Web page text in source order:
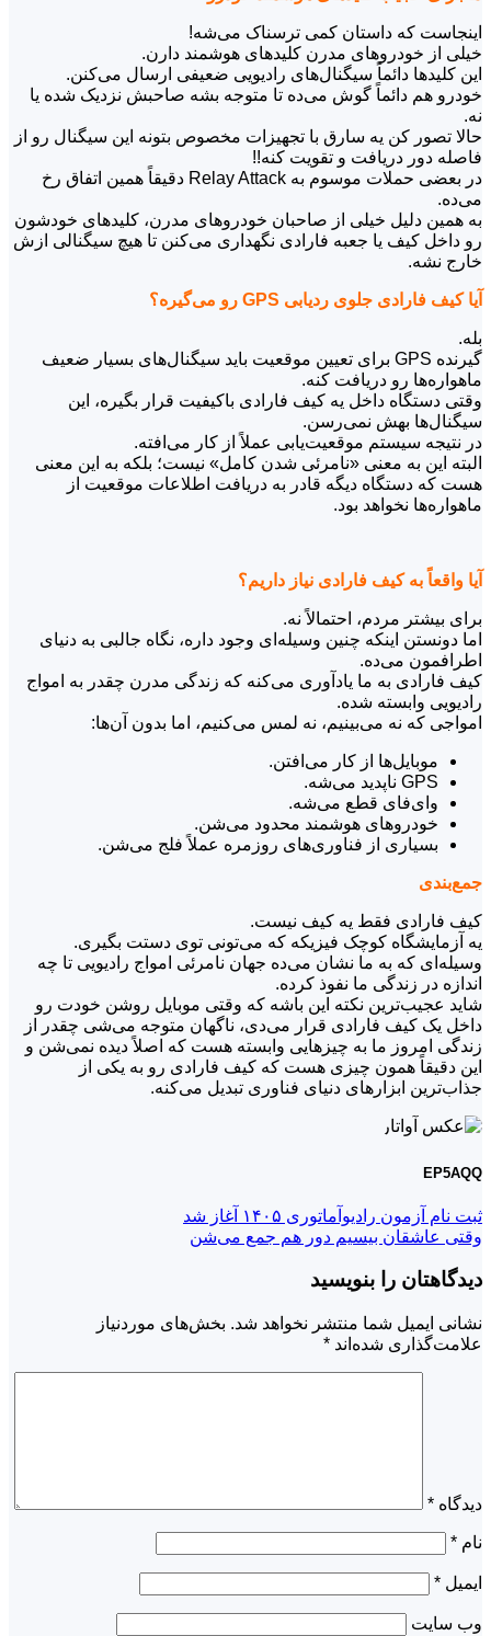
اینجاست که داستان کمی ترسناک می‌شه!
خیلی از خودروهای مدرن کلیدهای هوشمند دارن.
این کلیدها دائماً سیگنال‌های رادیویی ضعیفی ارسال می‌کنن.
خودرو هم دائماً گوش می‌ده تا متوجه بشه صاحبش نزدیک شده یا
نه.
حالا تصور کن یه سارق با تجهیزات مخصوص بتونه این سیگنال رو از
فاصله دور دریافت و تقویت کنه!!
در بعضی حملات موسوم به Relay Attack دقیقاً همین اتفاق رخ
می‌ده.
به همین دلیل خیلی از صاحبان خودروهای مدرن، کلیدهای خودشون
رو داخل کیف یا جعبه فارادی نگهداری می‌کنن تا هیچ سیگنالی ازش
خارج نشه.
آیا کیف فارادی جلوی ردیابی GPS رو می‌گیره؟
بله.
گیرنده GPS برای تعیین موقعیت باید سیگنال‌های بسیار ضعیف
ماهواره‌ها رو دریافت کنه.
وقتی دستگاه داخل یه کیف فارادی باکیفیت قرار بگیره، این
سیگنال‌ها بهش نمی‌رسن.
در نتیجه سیستم موقعیت‌یابی عملاً از کار می‌افته.
البته این به معنی «نامرئی شدن کامل» نیست؛ بلکه به این معنی
هست که دستگاه دیگه قادر به دریافت اطلاعات موقعیت از
ماهواره‌ها نخواهد بود.
آیا واقعاً به کیف فارادی نیاز داریم؟
برای بیشتر مردم، احتمالاً نه.
اما دونستن اینکه چنین وسیله‌ای وجود داره، نگاه جالبی به دنیای
اطرافمون می‌ده.
کیف فارادی به ما یادآوری می‌کنه که زندگی مدرن چقدر به امواج
رادیویی وابسته شده.
امواجی که نه می‌بینیم، نه لمس می‌کنیم، اما بدون آن‌ها:
موبایل‌ها از کار می‌افتن.
GPS ناپدید می‌شه.
وای‌فای قطع می‌شه.
خودروهای هوشمند محدود می‌شن.
بسیاری از فناوری‌های روزمره عملاً فلج می‌شن.
جمع‌بندی
کیف فارادی فقط یه کیف نیست.
یه آزمایشگاه کوچک فیزیکه که می‌تونی توی دستت بگیری.
وسیله‌ای که به ما نشان می‌ده جهان نامرئی امواج رادیویی تا چه
اندازه در زندگی ما نفوذ کرده.
شاید عجیب‌ترین نکته این باشه که وقتی موبایل روشن خودت رو
داخل یک کیف فارادی قرار می‌دی، ناگهان متوجه می‌شی چقدر از
زندگی امروز ما به چیزهایی وابسته هست که اصلاً دیده نمی‌شن و
این دقیقاً همون چیزی هست که کیف فارادی رو به یکی از
جذاب‌ترین ابزارهای دنیای فناوری تبدیل می‌کنه.
EP5AQQ
ثبت نام آزمون رادیوآماتوری ۱۴۰۵ آغاز شد
وقتی عاشقان بیسیم دور هم جمع می‌شن
دیدگاهتان را بنویسید
نشانی ایمیل شما منتشر نخواهد شد. بخش‌های موردنیاز
علامت‌گذاری شده‌اند *
دیدگاه *
نام *
ایمیل *
وب‌ سایت